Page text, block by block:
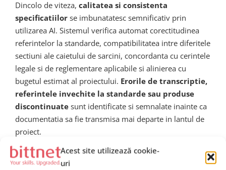
Acest site utilizează cookie-
uri
Dincolo de viteza, calitatea si consistenta
specificatiilor se imbunatatesc semnificativ prin
utilizarea AI. Sistemul verifica automat corectitudinea
referintelor la standarde, compatibilitatea intre diferitele
sectiuni ale caietului de sarcini, concordanta cu cerintele
legale si de reglementare aplicabile si alinierea cu
bugetul estimat al proiectului. Erorile de transcriptie,
referintele invechite la standarde sau produse
discontinuate sunt identificate si semnalate inainte ca
documentatia sa fie transmisa mai departe in lantul de
proiect.
Aceasta imbunatatire a calitatii documentatiei tehnice se
traduce direct in